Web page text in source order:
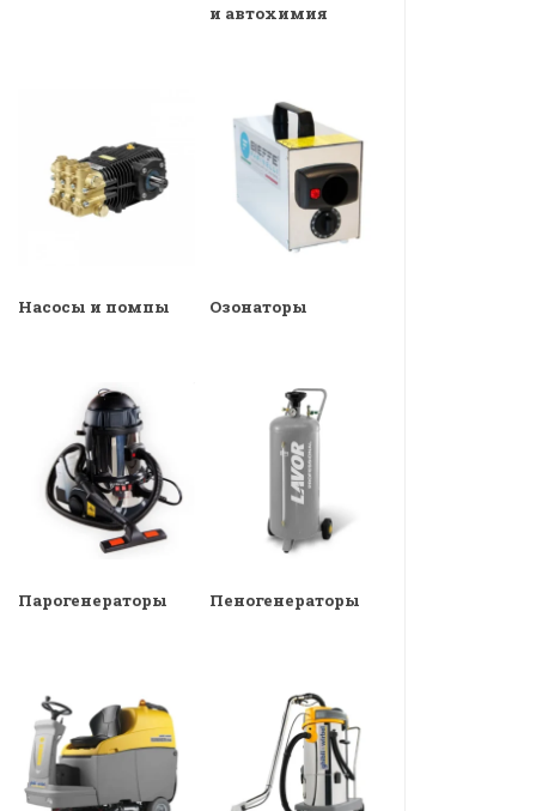
и автохимия
Насосы и помпы Озонаторы
Парогенераторы Пеногенераторы